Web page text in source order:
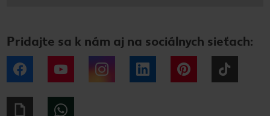
Pridajte sa k nám aj na sociálnych sieťach:
Facebook YouTube Instagram LinkedIn Pinterest
Giphy